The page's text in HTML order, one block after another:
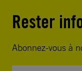
Rester
Abonnez-vous à